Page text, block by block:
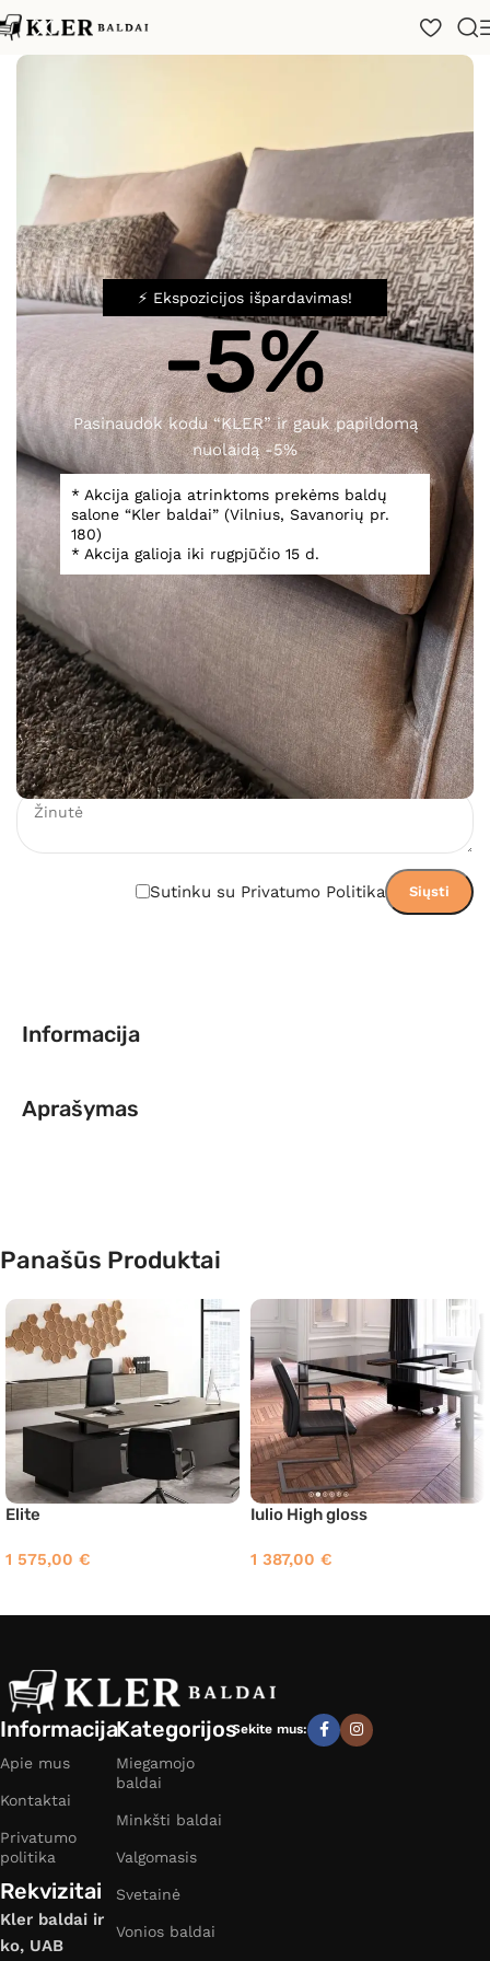
⚡ Ekspozicijos išpardavimas!
-5%
Pasinaudok kodu “KLER” ir gauk papildomą
nuolaidą -5%
* Akcija galioja atrinktoms prekėms baldų
salone “Kler baldai” (Vilnius, Savanorių pr.
180)
* Akcija galioja iki rugpjūčio 15 d.
Spustelėkite, norėdami padidinti
Iulio
1 278,00€
Įsiminti
Teirautis dėl prekės
Sutinku su Privatumo Politika
Informacija
Aprašymas
Panašūs Produktai
Elite
1 575,00 €
Iulio High gloss
1 387,00 €
Informacija
Apie mus
Kontaktai
Privatumo
politika
Rekvizitai
Kler baldai ir
ko, UAB
Kategorijos
Miegamojo
baldai
Minkšti baldai
Valgomasis
Svetainė
Vonios baldai
Sekite mus: